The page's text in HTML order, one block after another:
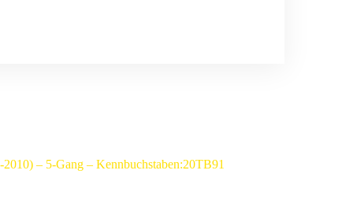
– 5-Gang – Kennbuchstaben:20TB91